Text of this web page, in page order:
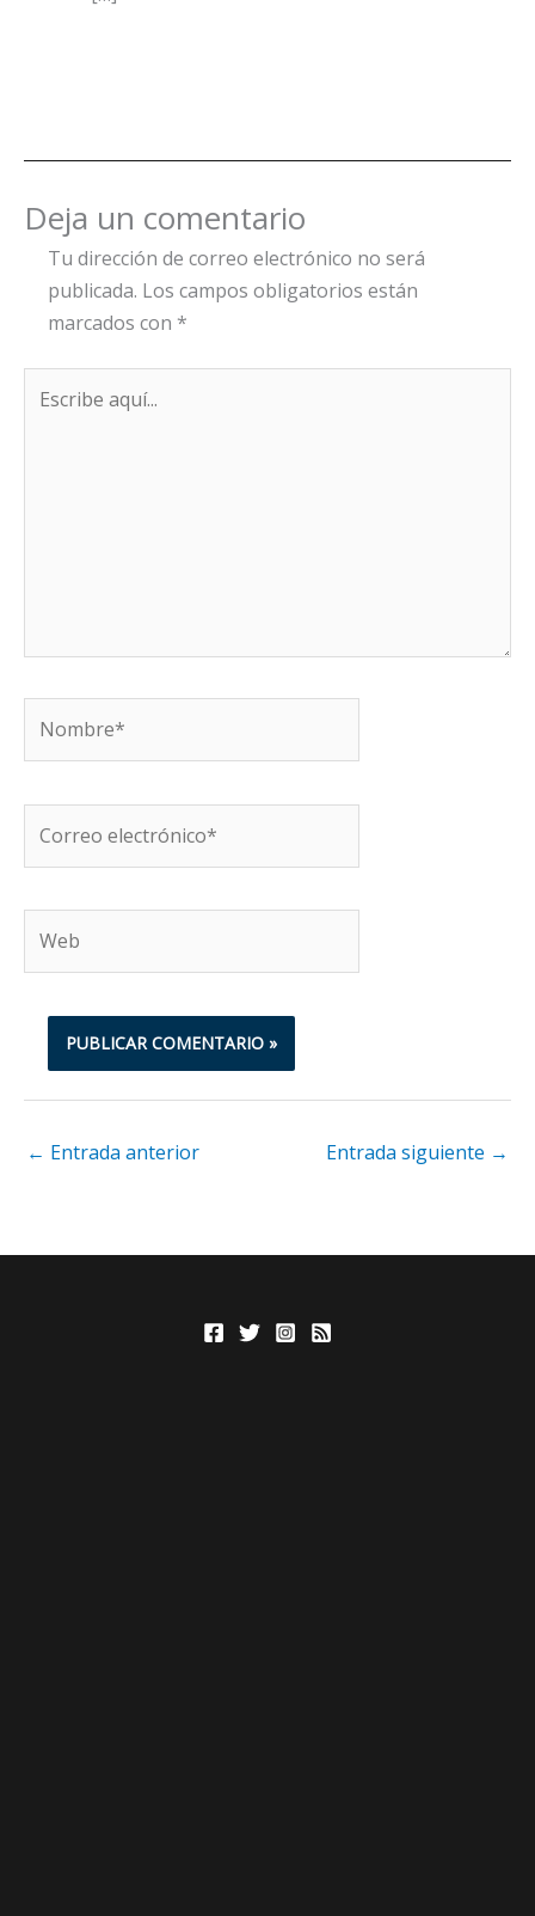
Deja un comentario
Tu dirección de correo electrónico no será
publicada. Los campos obligatorios están
marcados con *
aquí...
electrónico*
← Entrada anterior Entrada siguiente →